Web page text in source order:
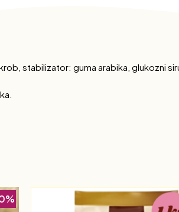
stabilizator: guma arabika, glukozni